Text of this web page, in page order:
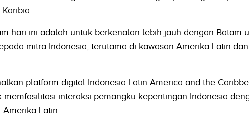
hari ini adalah untuk berkenalan lebih jauh dengan Batam
mitra Indonesia, terutama di kawasan Amerika Latin dan
platform digital Indonesia-Latin America and the
memfasilitasi interaksi pemangku kepentingan Indonesia
Latin.